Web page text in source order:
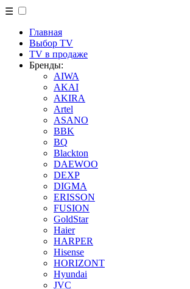
☰
Главная
Выбор TV
TV в продаже
Бренды:
AIWA
AKAI
AKIRA
Artel
ASANO
BBK
BQ
Blackton
DAEWOO
DEXP
DIGMA
ERISSON
FUSION
GoldStar
Haier
HARPER
Hisense
HORIZONT
Hyundai
JVC